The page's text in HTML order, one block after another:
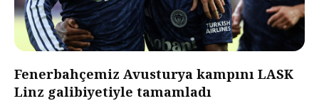
Fenerbahçemiz Avusturya kampını LASK
Linz galibiyetiyle tamamladı